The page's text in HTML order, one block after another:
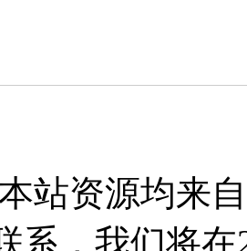
站资源均来
系，我们将